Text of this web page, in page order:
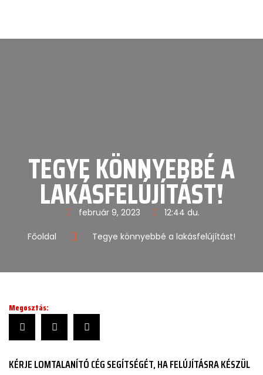
TEGYE KÖNNYEBBÉ A
LAKÁSFELÚJÍTÁST!
február 9, 2023 12:44 du.
Főoldal Tegye könnyebbé a lakásfelújítást!
Megosztás:
KÉRJE LOMTALANÍTÓ CÉG SEGÍTSÉGÉT, HA FELÚJÍTÁSRA KÉSZÜL